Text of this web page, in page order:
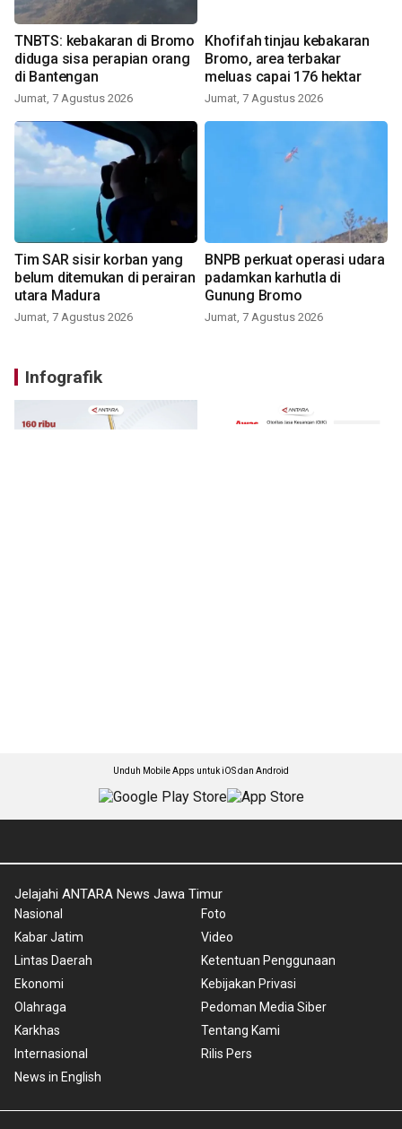
TNBTS: kebakaran di Bromo
diduga sisa perapian orang
di Bantengan
Jumat, 7 Agustus 2026
Khofifah tinjau kebakaran
Bromo, area terbakar
meluas capai 176 hektar
Jumat, 7 Agustus 2026
Tim SAR sisir korban yang
belum ditemukan di perairan
utara Madura
Jumat, 7 Agustus 2026
BNPB perkuat operasi udara
padamkan karhutla di
Gunung Bromo
Jumat, 7 Agustus 2026
Infografik
Unduh Mobile Apps untuk iOS dan Android
Jelajahi ANTARA News Jawa Timur
Nasional
Kabar Jatim
Lintas Daerah
Ekonomi
Olahraga
Karkhas
Internasional
News in English
Foto
Video
Ketentuan Penggunaan
Kebijakan Privasi
Pedoman Media Siber
Tentang Kami
Rilis Pers